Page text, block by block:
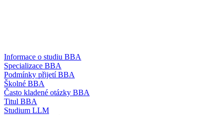
Informace o studiu BBA
Specializace BBA
Podmínky přijetí BBA
Školné BBA
Často kladené otázky BBA
Titul BBA
Studium LLM